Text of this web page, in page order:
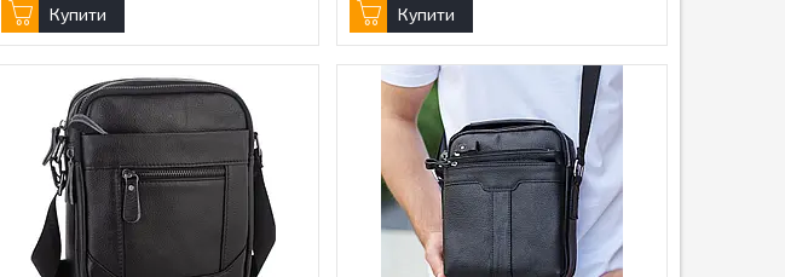
Купити Купити